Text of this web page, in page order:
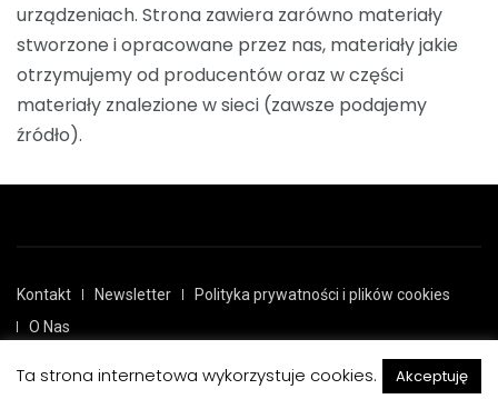
urządzeniach. Strona zawiera zarówno materiały
stworzone i opracowane przez nas, materiały jakie
otrzymujemy od producentów oraz w części
materiały znalezione w sieci (zawsze podajemy
źródło).
Kontakt Newsletter
Polityka prywatności i plików cookies
O Nas
Ta strona internetowa wykorzystuje cookies. Akceptuję